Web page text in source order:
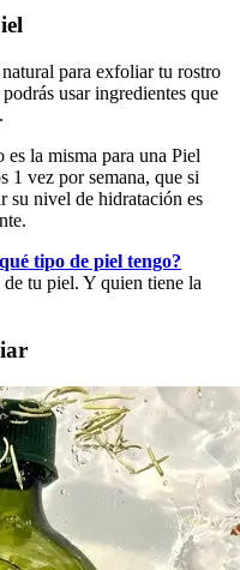
para exfoliar tu rostro
usar ingredientes que
es la misma para una Piel
1 vez por semana, que si
su nivel de hidratación es
tipo de piel tengo?
tu piel. Y quien tiene la